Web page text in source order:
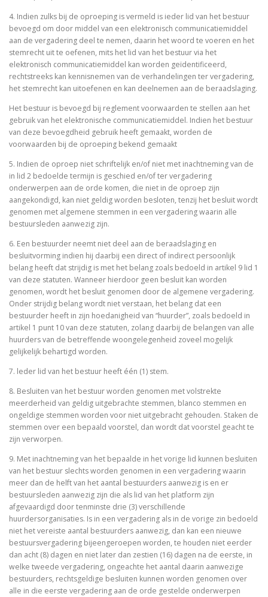
4. Indien zulks bij de oproeping is vermeld is ieder lid van het bestuur
bevoegd om door middel van een elektronisch communicatiemiddel
aan de vergadering deel te nemen, daarin het woord te voeren en het
stemrecht uit te oefenen, mits het lid van het bestuur via het
elektronisch communicatiemiddel kan worden geïdentificeerd,
rechtstreeks kan kennisnemen van de verhandelingen ter vergadering,
het stemrecht kan uitoefenen en kan deelnemen aan de beraadslaging.
Het bestuur is bevoegd bij reglement voorwaarden te stellen aan het
gebruik van het elektronische communicatiemiddel. Indien het bestuur
van deze bevoegdheid gebruik heeft gemaakt, worden de
voorwaarden bij de oproeping bekend gemaakt
5. Indien de oproep niet schriftelijk en/of niet met inachtneming van de
in lid 2 bedoelde termijn is geschied en/of ter vergadering
onderwerpen aan de orde komen, die niet in de oproep zijn
aangekondigd, kan niet geldig worden besloten, tenzij het besluit wordt
genomen met algemene stemmen in een vergadering waarin alle
bestuursleden aanwezig zijn.
6. Een bestuurder neemt niet deel aan de beraadslaging en
besluitvorming indien hij daarbij een direct of indirect persoonlijk
belang heeft dat strijdig is met het belang zoals bedoeld in artikel 9 lid 1
van deze statuten. Wanneer hierdoor geen besluit kan worden
genomen, wordt het besluit genomen door de algemene vergadering.
Onder strijdig belang wordt niet verstaan, het belang dat een
bestuurder heeft in zijn hoedanigheid van “huurder”, zoals bedoeld in
artikel 1 punt 10 van deze statuten, zolang daarbij de belangen van alle
huurders van de betreffende woongelegenheid zoveel mogelijk
gelijkelijk behartigd worden.
7. leder lid van het bestuur heeft één (1) stem.
8. Besluiten van het bestuur worden genomen met volstrekte
meerderheid van geldig uitgebrachte stemmen, blanco stemmen en
ongeldige stemmen worden voor niet uitgebracht gehouden. Staken de
stemmen over een bepaald voorstel, dan wordt dat voorstel geacht te
zijn verworpen.
9. Met inachtneming van het bepaalde in het vorige lid kunnen besluiten
van het bestuur slechts worden genomen in een vergadering waarin
meer dan de helft van het aantal bestuurders aanwezig is en er
bestuursleden aanwezig zijn die als lid van het platform zijn
afgevaardigd door tenminste drie (3) verschillende
huurdersorganisaties. Is in een vergadering als in de vorige zin bedoeld
niet het vereiste aantal bestuurders aanwezig, dan kan een nieuwe
bestuursvergadering bijeengeroepen worden, te houden niet eerder
dan acht (8) dagen en niet later dan zestien (16) dagen na de eerste, in
welke tweede vergadering, ongeachte het aantal daarin aanwezige
bestuurders, rechtsgeldige besluiten kunnen worden genomen over
alle in die eerste vergadering aan de orde gestelde onderwerpen